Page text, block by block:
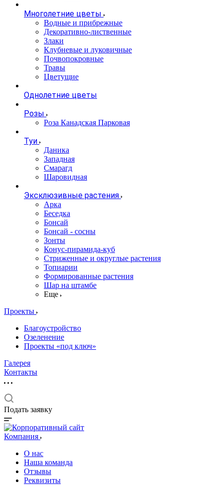
Многолетние цветы
Водные и прибрежные
Декоративно-лиственные
Злаки
Клубневые и луковичные
Почвопокровные
Травы
Цветущие
Однолетние цветы
Розы
Роза Канадская Парковая
Туи
Даника
Западная
Смарагд
Шаровидная
Эксклюзивные растения
Арка
Беседка
Бонсай
Бонсай - сосны
Зонты
Конус-пирамида-куб
Стриженные и округлые растения
Топиарии
Формированные растения
Шар на штамбе
Еще
Проекты
Благоустройство
Озеленение
Проекты «под ключ»
Галерея
Контакты
Подать заявку
Компания
О нас
Наша команда
Отзывы
Реквизиты